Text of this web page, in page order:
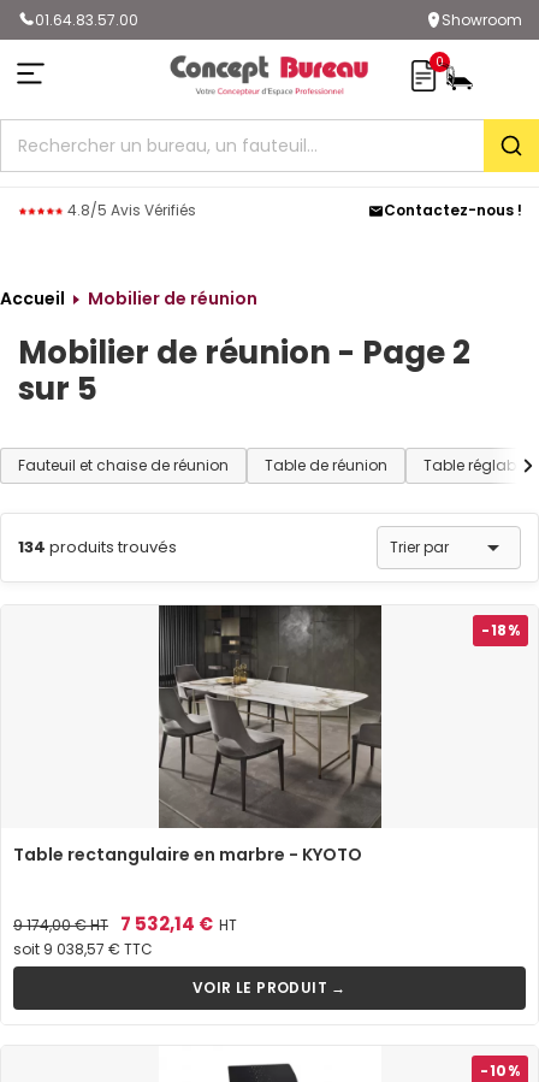
01.64.83.57.00 Showroom
0
4.8/5 Avis Vérifiés Contactez-nous !
Accueil Mobilier de réunion
Mobilier de réunion - Page 2
sur 5
Fauteuil et chaise de réunion Table de réunion Table réglable
134 produits trouvés Trier par 
-18%
Table rectangulaire en marbre - KYOTO
Prix
de
base
9 174,00 €HT Prix
7 532,14 € HT
soit 9 038,57 € TTC
VOIR LE PRODUIT →
-10%